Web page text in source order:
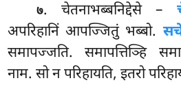
७. चेतनाभब्बनिद्देसे –
अपरिहानिं आपज्जितुं भब्बो.
समापज्जति. समापत्तिञ्हि
नाम. सो न परिहायति, इतरो